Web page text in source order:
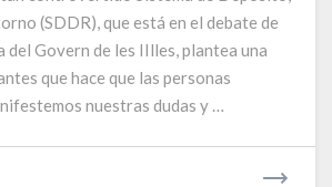
(SDDR), que está en el debate de
del Govern de les IIlles, plantea una
que hace que las personas
nuestras dudas y …